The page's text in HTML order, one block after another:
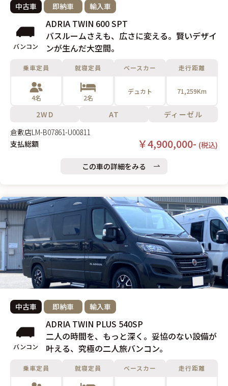
中古車 即納車 輸入車
バンコン
ADRIA TWIN 600 SPT
バスルームさえも、広さに変える。賢いデザイ
ンが生んだ大空間。
乗車定員
4名
就寝定員
2名
ベースカー
デュカト
走行距離
71,259Km
2WD AT
ディーゼル
倉敷店LM-B07861-U00811
支払総額
￥4,900,000- (税込)
この車の詳細をみる
中古車 即納車 輸入車
バンコン
ADRIA TWIN PLUS 540SP
二人の時間を、もっと深く。妥協のない設備が
叶える、究極の二人旅バンコン。
乗車定員 就寝定員 ベースカー 走行距離